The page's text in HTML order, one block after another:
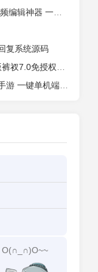
器 一键式AI加持
复系统源码
+天威大陆+大唐盛世【站长亲测】
后台 + 安卓 iOS 双端带教程